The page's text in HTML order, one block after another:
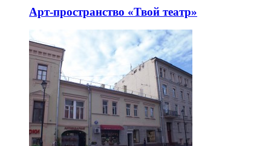
Арт-пространство «Твой театр»